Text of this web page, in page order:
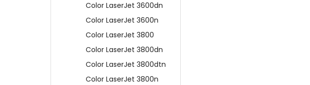
Color LaserJet 3600dn
Color LaserJet 3600n
Color LaserJet 3800
Color LaserJet 3800dn
Color LaserJet 3800dtn
Color LaserJet 3800n